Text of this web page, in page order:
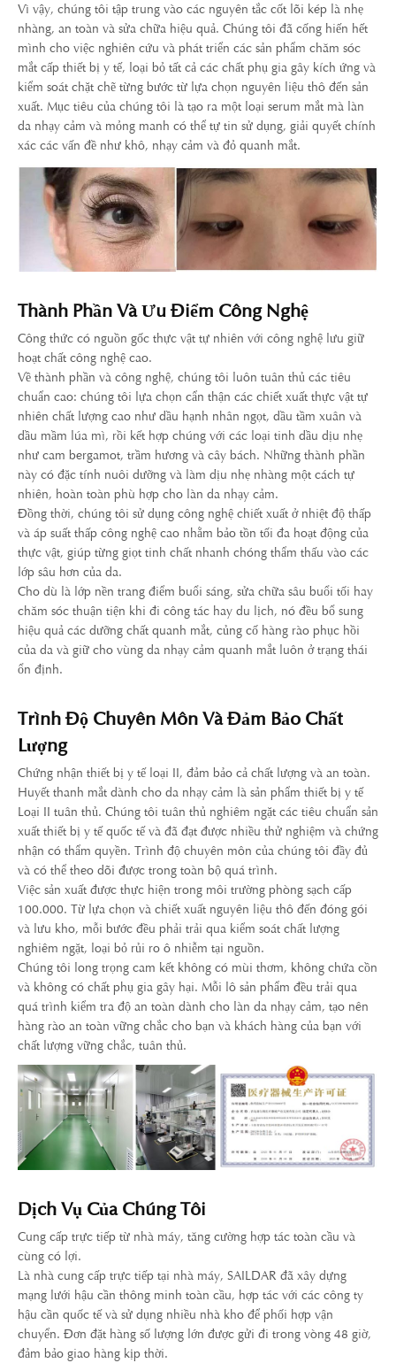
Vì vậy, chúng tôi tập trung vào các nguyên tắc cốt lõi kép là nhẹ
nhàng, an toàn và sửa chữa hiệu quả. Chúng tôi đã cống hiến hết
mình cho việc nghiên cứu và phát triển các sản phẩm chăm sóc
mắt cấp thiết bị y tế, loại bỏ tất cả các chất phụ gia gây kích ứng và
kiểm soát chặt chẽ từng bước từ lựa chọn nguyên liệu thô đến sản
xuất. Mục tiêu của chúng tôi là tạo ra một loại serum mắt mà làn
da nhạy cảm và mỏng manh có thể tự tin sử dụng, giải quyết chính
xác các vấn đề như khô, nhạy cảm và đỏ quanh mắt.
Thành Phần Và Ưu Điểm Công Nghệ
Công thức có nguồn gốc thực vật tự nhiên với công nghệ lưu giữ
hoạt chất công nghệ cao.
Về thành phần và công nghệ, chúng tôi luôn tuân thủ các tiêu
chuẩn cao: chúng tôi lựa chọn cẩn thận các chiết xuất thực vật tự
nhiên chất lượng cao như dầu hạnh nhân ngọt, dầu tầm xuân và
dầu mầm lúa mì, rồi kết hợp chúng với các loại tinh dầu dịu nhẹ
như cam bergamot, trầm hương và cây bách. Những thành phần
này có đặc tính nuôi dưỡng và làm dịu nhẹ nhàng một cách tự
nhiên, hoàn toàn phù hợp cho làn da nhạy cảm.
Đồng thời, chúng tôi sử dụng công nghệ chiết xuất ở nhiệt độ thấp
và áp suất thấp công nghệ cao nhằm bảo tồn tối đa hoạt động của
thực vật, giúp từng giọt tinh chất nhanh chóng thẩm thấu vào các
lớp sâu hơn của da.
Cho dù là lớp nền trang điểm buổi sáng, sửa chữa sâu buổi tối hay
chăm sóc thuận tiện khi đi công tác hay du lịch, nó đều bổ sung
hiệu quả các dưỡng chất quanh mắt, củng cố hàng rào phục hồi
của da và giữ cho vùng da nhạy cảm quanh mắt luôn ở trạng thái
ổn định.
Trình Độ Chuyên Môn Và Đảm Bảo Chất
Lượng
Chứng nhận thiết bị y tế loại II, đảm bảo cả chất lượng và an toàn.
Huyết thanh mắt dành cho da nhạy cảm là sản phẩm thiết bị y tế
Loại II tuân thủ. Chúng tôi tuân thủ nghiêm ngặt các tiêu chuẩn sản
xuất thiết bị y tế quốc tế và đã đạt được nhiều thử nghiệm và chứng
nhận có thẩm quyền. Trình độ chuyên môn của chúng tôi đầy đủ
và có thể theo dõi được trong toàn bộ quá trình.
Việc sản xuất được thực hiện trong môi trường phòng sạch cấp
100.000. Từ lựa chọn và chiết xuất nguyên liệu thô đến đóng gói
và lưu kho, mỗi bước đều phải trải qua kiểm soát chất lượng
nghiêm ngặt, loại bỏ rủi ro ô nhiễm tại nguồn.
Chúng tôi long trọng cam kết không có mùi thơm, không chứa cồn
và không có chất phụ gia gây hại. Mỗi lô sản phẩm đều trải qua
quá trình kiểm tra độ an toàn dành cho làn da nhạy cảm, tạo nên
hàng rào an toàn vững chắc cho bạn và khách hàng của bạn với
chất lượng vững chắc, tuân thủ.
Dịch Vụ Của Chúng Tôi
Cung cấp trực tiếp từ nhà máy, tăng cường hợp tác toàn cầu và
cùng có lợi.
Là nhà cung cấp trực tiếp tại nhà máy, SAILDAR đã xây dựng
mạng lưới hậu cần thông minh toàn cầu, hợp tác với các công ty
hậu cần quốc tế và sử dụng nhiều nhà kho để phối hợp vận
chuyển. Đơn đặt hàng số lượng lớn được gửi đi trong vòng 48 giờ,
đảm bảo giao hàng kịp thời.